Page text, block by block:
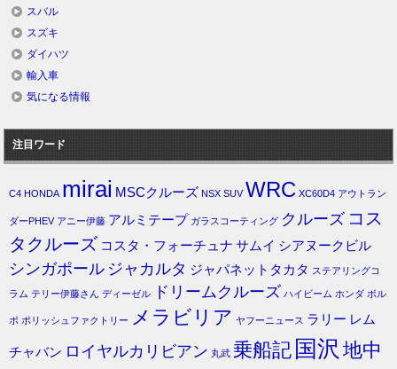
スバル
スズキ
ダイハツ
輸入車
気になる情報
注目ワード
C4 HONDA mirai MSCクルーズ NSX SUV WRC XC60D4 アウトラン
ダーPHEV アニー伊藤 アルミテープ ガラスコーティング クルーズ コス
タクルーズ コスタ・フォーチュナ サムイ シアヌークビル
シンガポール ジャカルタ ジャパネットタカタ ステアリングコ
ラム テリー伊藤さん ディーゼル ドリームクルーズ ハイビーム ホンダ ボル
ボ ポリッシュファクトリー メラビリア ヤフーニュース ラリー レム
チャバン ロイヤルカリビアン 丸武 乗船記 国沢 地中